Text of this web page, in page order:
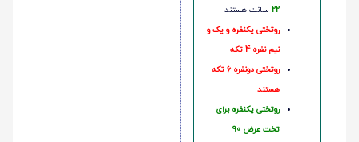
22 سانت هستند
روتختی یکنفره و یک و
نیم نفره 4 تکه
روتختی دونفره 6 تکه
هستند
روتختی یکنفره برای
تخت عرض 90